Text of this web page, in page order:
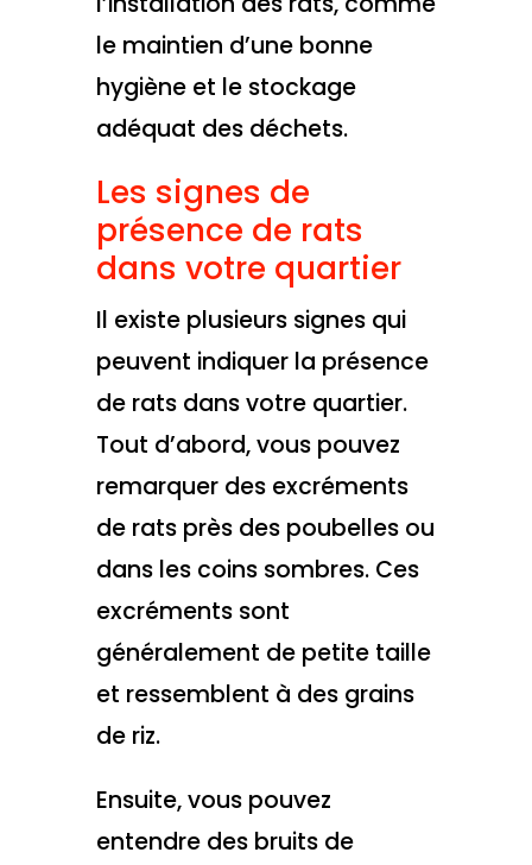
le maintien d’une bonne
hygiène et le stockage
adéquat des déchets.
Les signes de
présence de rats
dans votre quartier
Il existe plusieurs signes qui
peuvent indiquer la présence
de rats dans votre quartier.
Tout d’abord, vous pouvez
remarquer des excréments
de rats près des poubelles ou
dans les coins sombres. Ces
excréments sont
généralement de petite taille
et ressemblent à des grains
de riz.
Ensuite, vous pouvez
entendre des bruits de